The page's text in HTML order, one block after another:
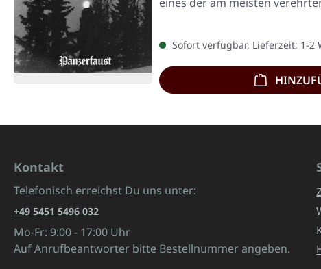
Sofort verfügbar, Lieferzeit: 1-2
Kontakt
Telefonisch erreichst Du uns unter:
+49 5451 5496 032
Mo-Fr: 9:00 - 17:00 Uhr
Auf Anrufbeantworter bitte Bestellnummer angeben.